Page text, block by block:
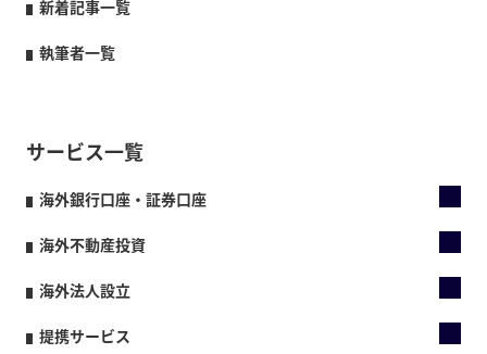
新着記事一覧
執筆者一覧
サービス一覧
海外銀行口座・証券口座
海外不動産投資
海外法人設立
提携サービス